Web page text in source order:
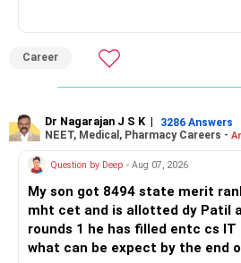
– Axis Manufacturing
– Canara Robeco Manufacturing
– Invesco Manufacturing
There is considerable overlap in
I would not keep four
If you have a strong preference for
Manufacturing Fund, keeping one
be considered.
Career
Dr Nagarajan J S K | 3286 Answers
NEET, Medical, Pharmacy Careers -
Question by Deep - Aug 07, 2026
My son got 8494 state merit
mht cet and is allotted dy Patil
rounds 1 he has filled entc cs
what can be expect by the end